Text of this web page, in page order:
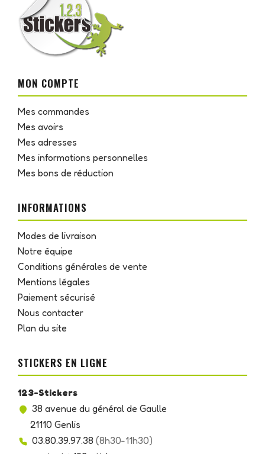
MON COMPTE
Mes commandes
Mes avoirs
Mes adresses
Mes informations personnelles
Mes bons de réduction
INFORMATIONS
Modes de livraison
Notre équipe
Conditions générales de vente
Mentions légales
Paiement sécurisé
Nous contacter
Plan du site
STICKERS EN LIGNE
123-Stickers
38 avenue du général de Gaulle
21110 Genlis
03.80.39.97.38 (8h30-11h30)